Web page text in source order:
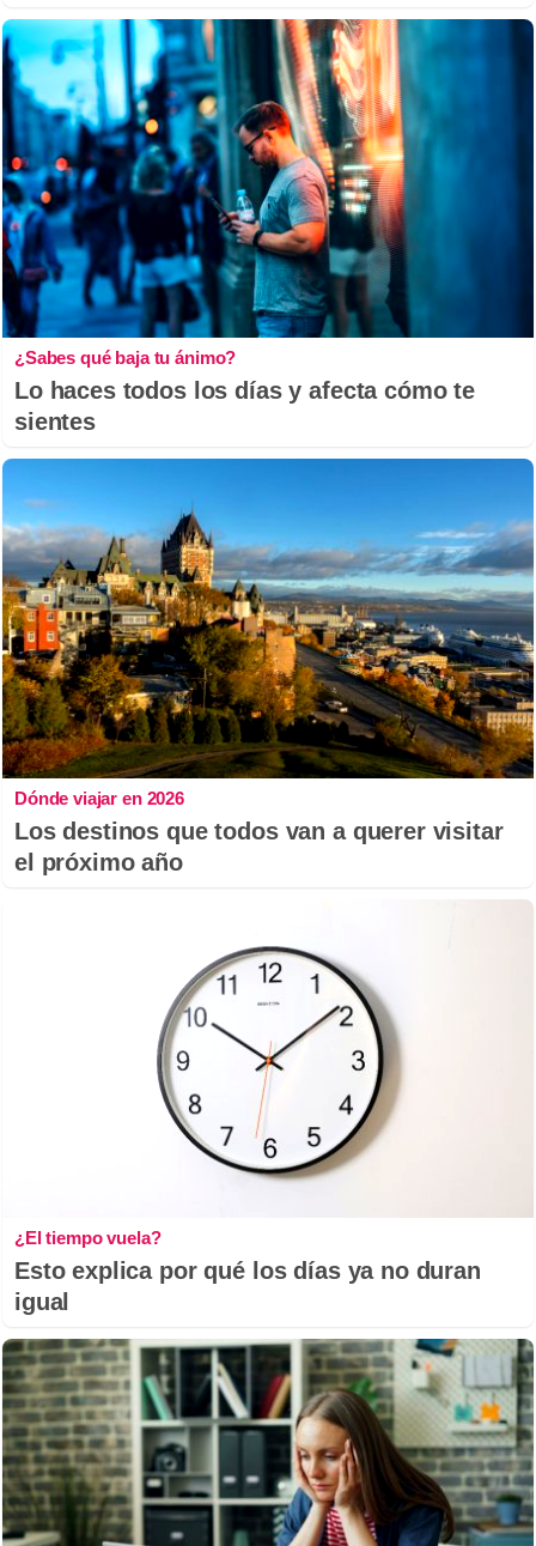
¿Sabes qué baja tu ánimo?
Lo haces todos los días y afecta cómo te
sientes
Dónde viajar en 2026
Los destinos que todos van a querer visitar
el próximo año
¿El tiempo vuela?
Esto explica por qué los días ya no duran
igual